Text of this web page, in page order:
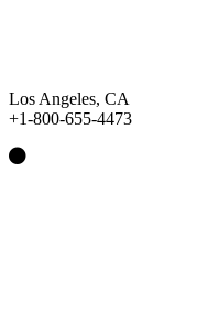
Los Angeles, CA
+1-800-655-4473